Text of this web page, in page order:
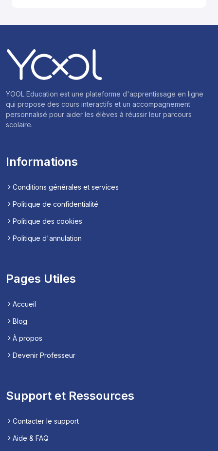
YOOL Education est une plateforme d'apprentissage en ligne
qui propose des cours interactifs et un accompagnement
personnalisé pour aider les élèves à réussir leur parcours
scolaire.
Informations
Conditions générales et services
Politique de confidentialité
Politique des cookies
Politique d'annulation
Pages Utiles
Accueil
Blog
À propos
Devenir Professeur
Support et Ressources
Contacter le support
Aide & FAQ